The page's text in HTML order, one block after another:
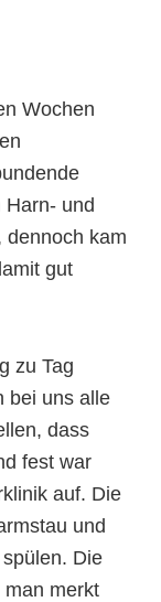
Wochen
und
dennoch kam
gut
zu Tag
bei uns alle
dass
fest war
auf. Die
und
Die
man merkt